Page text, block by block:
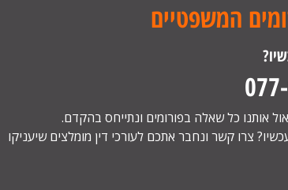
המשפטיים
אותנו כל שאלה בפורומים ונתייחס בהקדם.
צרו קשר ונחבר אתכם לעורכי דין מומלצים שיעניקו